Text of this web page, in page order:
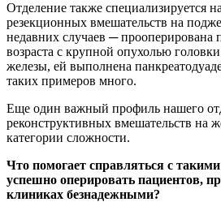
Отделение также специализируется
резекционных вмешательств на
недавних случаев ─ прооперирована
возраста с крупной опухолью
железы, ей выполнена
таких примеров много.
Еще один важный профиль нашего
реконструктивных вмешательств на
категории сложности.
Что помогает справляться с
успешно оперировать пациентов,
клиниках безнадежными?